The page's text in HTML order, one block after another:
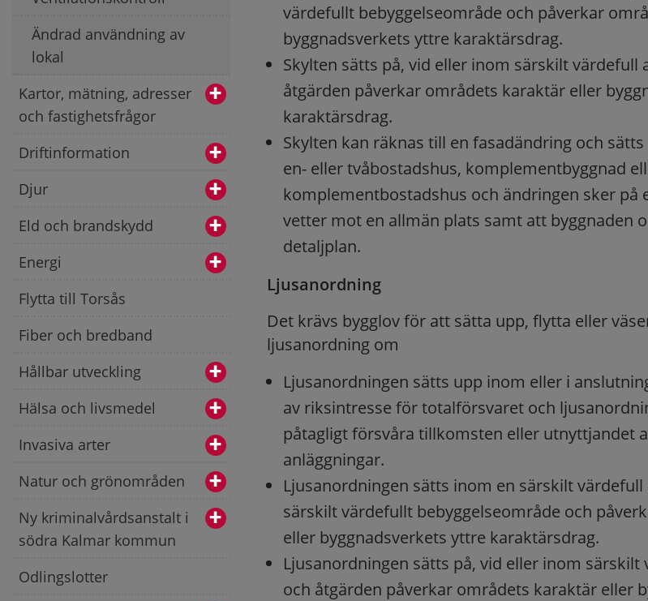
Ändrad användning av
lokal
Kartor, mätning, adresser
och fastighetsfrågor
Driftinformation
Djur
Eld och brandskydd
Energi
Flytta till Torsås
Fiber och bredband
Hållbar utveckling
Hälsa och livsmedel
Invasiva arter
Natur och grönområden
Ny kriminalvårdsanstalt i
södra Kalmar kommun
Odlingslotter
värdefullt bebyggelseområde och påverkar
byggnadsverkets yttre karaktärsdrag.
Skylten sätts på, vid eller inom särskilt värdefull
åtgärden påverkar områdets karaktär eller
karaktärsdrag.
Skylten kan räknas till en fasadändring och
en- eller tvåbostadshus, komplementbyggnad
komplementbostadshus och ändringen sker på
vetter mot en allmän plats samt att byggnaden
detaljplan.
Ljusanordning
Det krävs bygglov för att sätta upp, flytta eller
ljusanordning om
Ljusanordningen sätts upp inom eller i
av riksintresse för totalförsvaret och
påtagligt försvåra tillkomsten eller utnyttjandet
anläggningar.
Ljusanordningen sätts inom en särskilt
särskilt värdefullt bebyggelseområde och
eller byggnadsverkets yttre karaktärsdrag.
Ljusanordningen sätts på, vid eller inom särskilt
och åtgärden påverkar områdets karaktär eller